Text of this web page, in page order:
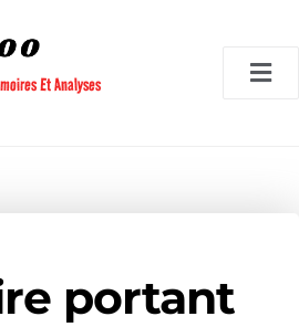
Et Analyses
portant